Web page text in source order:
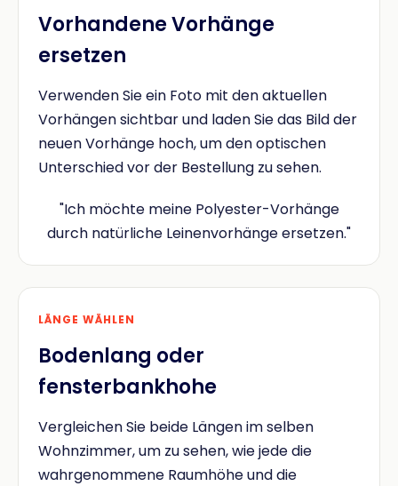
Vorhandene Vorhänge
ersetzen
Verwenden Sie ein Foto mit den aktuellen
Vorhängen sichtbar und laden Sie das Bild der
neuen Vorhänge hoch, um den optischen
Unterschied vor der Bestellung zu sehen.
"Ich möchte meine Polyester-Vorhänge
durch natürliche Leinenvorhänge ersetzen."
LÄNGE WÄHLEN
Bodenlang oder
fensterbankhohe
Vergleichen Sie beide Längen im selben
Wohnzimmer, um zu sehen, wie jede die
wahrgenommene Raumhöhe und die